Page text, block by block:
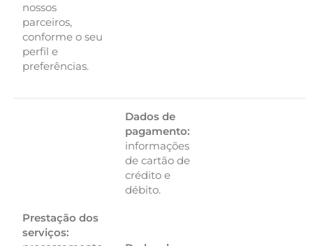
nossos
parceiros,
conforme o seu
perfil e
preferências.
Prestação dos
serviços:
Dados de
pagamento:
informações
de cartão de
crédito e
débito.